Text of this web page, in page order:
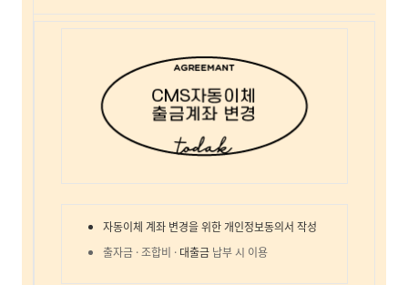
자동이체 계좌 변경을 위한 개인정보동의서 작성
출자금 · 조합비 · 대출금 납부 시 이용